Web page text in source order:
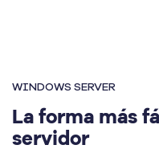
WINDOWS SERVER
La forma más
servidor